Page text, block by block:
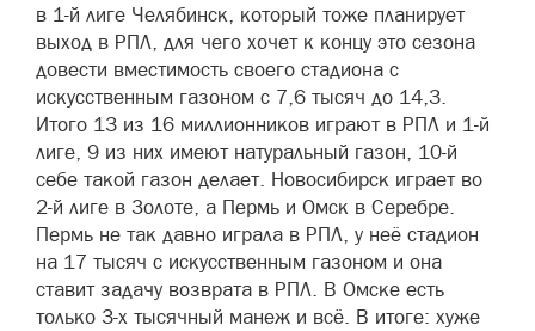
в 1-й лиге Челябинск, который тоже планирует
выход в РПЛ, для чего хочет к концу это сезона
довести вместимость своего стадиона с
искусственным газоном с 7,6 тысяч до 14,3.
Итого 13 из 16 миллионников играют в РПЛ и 1-й
лиге, 9 из них имеют натуральный газон, 10-й
себе такой газон делает. Новосибирск играет во
2-й лиге в Золоте, а Пермь и Омск в Серебре.
Пермь не так давно играла в РПЛ, у неё стадион
на 17 тысяч с искусственным газоном и она
ставит задачу возврата в РПЛ. В Омске есть
только 3-х тысячный манеж и всё. В итоге: хуже